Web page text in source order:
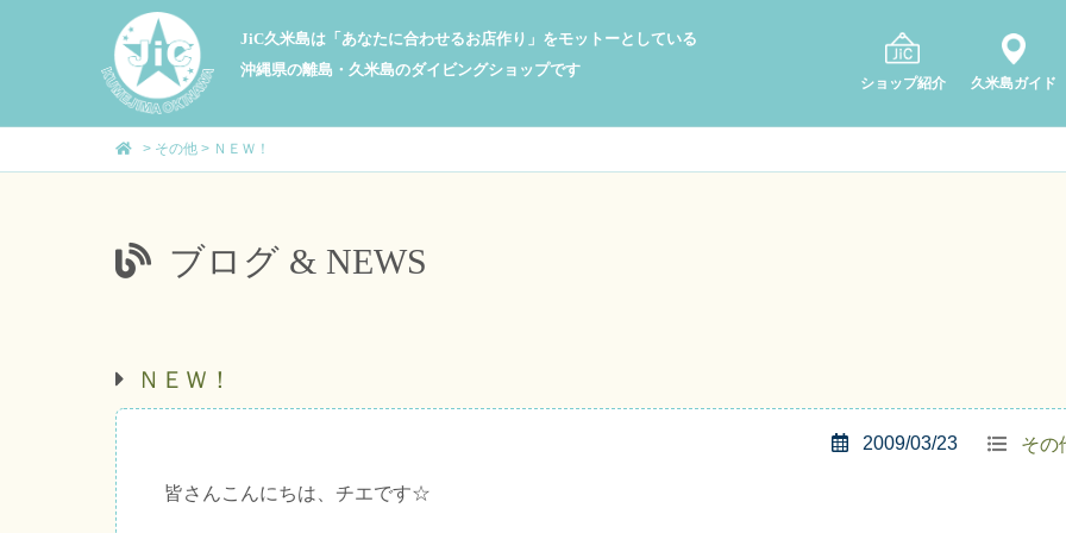
JiC久米島は「あなたに合わせるお店作り」をモットーとしている
沖縄県の離島・久米島のダイビングショップです
ショップ紹介 久米島ガイド
> その他 > ＮＥＷ！
ブログ & NEWS
ＮＥＷ！
その
2009/03/23
皆さんこんにちは、チエです☆